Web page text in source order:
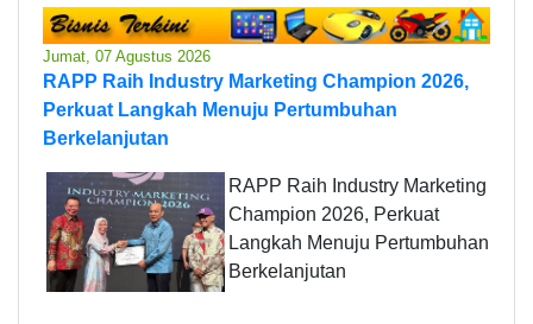
Jumat, 07 Agustus 2026
RAPP Raih Industry Marketing Champion 2026,
Perkuat Langkah Menuju Pertumbuhan
Berkelanjutan
RAPP Raih Industry Marketing
Champion 2026, Perkuat
Langkah Menuju Pertumbuhan
Berkelanjutan